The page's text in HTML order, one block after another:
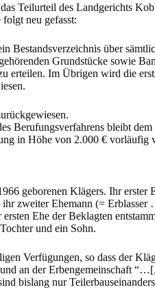
Teilurteil des Landgerichts
neu gefasst:
Bestandsverzeichnis über
Grundstücke sowie
erteilen. Im Übrigen wird die
Berufungsverfahrens bleibt
in Höhe von 2.000 € vorläufig
geborenen Klägers. Ihr
ihr zweiter Ehemann (=
Ehe der Beklagten
und ein Sohn.
Verfügungen, so dass der
an der Erbengemeinschaft
bislang nur